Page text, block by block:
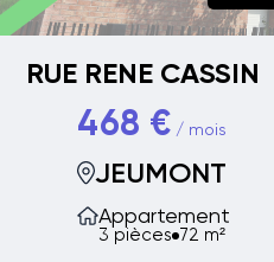
RUE RENE CASSIN
468 €/ mois
JEUMONT
Appartement
3 pièces 72 m²